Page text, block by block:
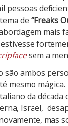
pessoas
de “Freaks
mais
sem a
são ambos
mesmo
da
Israel,
mas